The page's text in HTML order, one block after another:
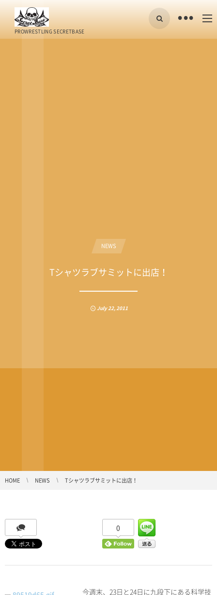
PROWRESTLING SECRETBASE
•
NEWS
Tシャツラブサミットに出店！
July22,2011
HOME NEWS Tシャツラブサミットに出店！
0
今週末、23日と24日に九段下にある科学技